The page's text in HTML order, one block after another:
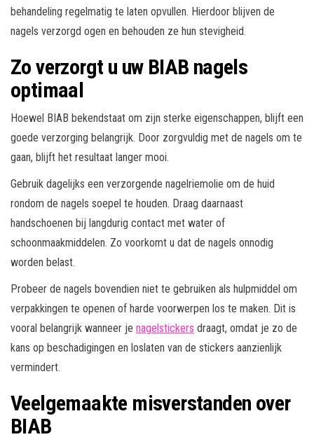
behandeling regelmatig te laten opvullen. Hierdoor blijven de
nagels verzorgd ogen en behouden ze hun stevigheid.
Zo verzorgt u uw BIAB nagels
optimaal
Hoewel BIAB bekendstaat om zijn sterke eigenschappen, blijft een
goede verzorging belangrijk. Door zorgvuldig met de nagels om te
gaan, blijft het resultaat langer mooi.
Gebruik dagelijks een verzorgende nagelriemolie om de huid
rondom de nagels soepel te houden. Draag daarnaast
handschoenen bij langdurig contact met water of
schoonmaakmiddelen. Zo voorkomt u dat de nagels onnodig
worden belast.
Probeer de nagels bovendien niet te gebruiken als hulpmiddel om
verpakkingen te openen of harde voorwerpen los te maken. Dit is
vooral belangrijk wanneer je nagelstickers draagt, omdat je zo de
kans op beschadigingen en loslaten van de stickers aanzienlijk
vermindert.
Veelgemaakte misverstanden over
BIAB